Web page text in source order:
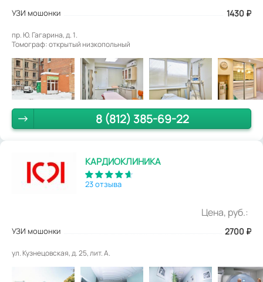
УЗИ мошонки 1430 ₽
пр. Ю. Гагарина, д. 1.
Томограф: открытый низкопольный
8 (812) 385-69-22
КАРДИОКЛИНИКА
23 отзыва
Цена, руб.:
УЗИ мошонки 2700 ₽
ул. Кузнецовская, д. 25, лит. А.